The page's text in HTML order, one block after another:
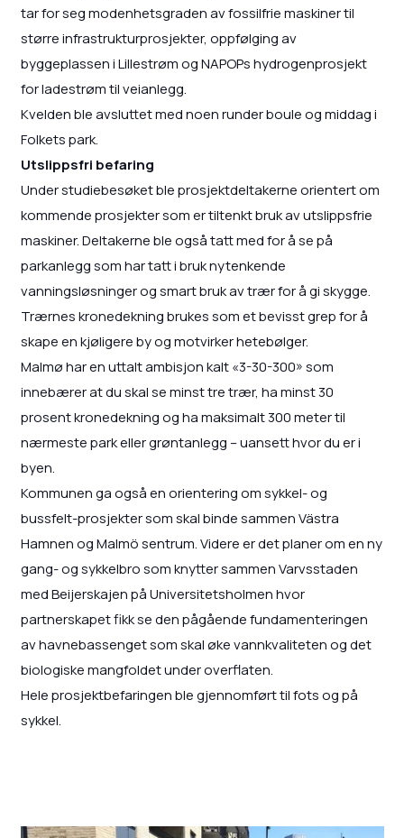
tar for seg modenhetsgraden av fossilfrie maskiner til
større infrastrukturprosjekter, oppfølging av
byggeplassen i Lillestrøm og NAPOPs hydrogenprosjekt
for ladestrøm til veianlegg.
Kvelden ble avsluttet med noen runder boule og middag i
Folkets park.
Utslippsfri befaring
Under studiebesøket ble prosjektdeltakerne orientert om
kommende prosjekter som er tiltenkt bruk av utslippsfrie
maskiner. Deltakerne ble også tatt med for å se på
parkanlegg som har tatt i bruk nytenkende
vanningsløsninger og smart bruk av trær for å gi skygge.
Trærnes kronedekning brukes som et bevisst grep for å
skape en kjøligere by og motvirker hetebølger.
Malmø har en uttalt ambisjon kalt «3-30-300» som
innebærer at du skal se minst tre trær, ha minst 30
prosent kronedekning og ha maksimalt 300 meter til
nærmeste park eller grøntanlegg – uansett hvor du er i
byen.
Kommunen ga også en orientering om sykkel- og
bussfelt-prosjekter som skal binde sammen Västra
Hamnen og Malmö sentrum. Videre er det planer om en ny
gang- og sykkelbro som knytter sammen Varvsstaden
med Beijerskajen på Universitetsholmen hvor
partnerskapet fikk se den pågående fundamenteringen
av havnebassenget som skal øke vannkvaliteten og det
biologiske mangfoldet under overflaten.
Hele prosjektbefaringen ble gjennomført til fots og på
sykkel.